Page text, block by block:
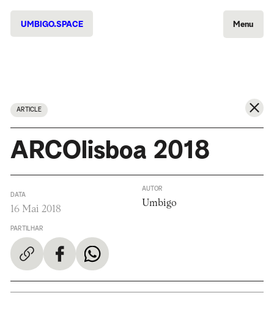
UMBIGO.SPACE Menu
ARTICLE
ARCOlisboa 2018
DATA
16 Mai 2018
PARTILHAR
AUTOR
Umbigo